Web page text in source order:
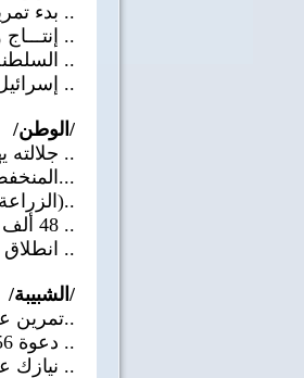
.. بدء تمرين «تعاون
.. إنتـــاج
.. السلطنة
.. إسرائيل تبني
/الوطن/
.. جلالته
.. 48 ألف زائر لمحمية السلاحف برأس الجنز.
..
/الشبيبة/
..تمرين
.. دعوة 2856 شابا وشابة للتنافس على 313 فرصة عمل.
.. نيازك